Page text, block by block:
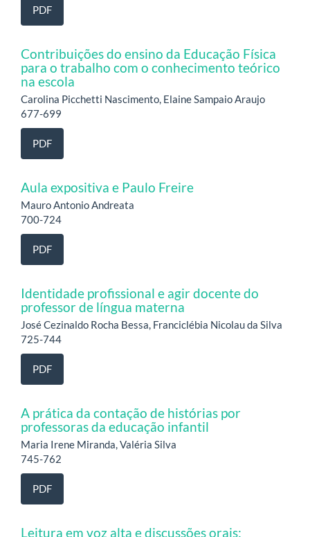
PDF
Contribuições do ensino da Educação Física
para o trabalho com o conhecimento teórico
na escola
Carolina Picchetti Nascimento, Elaine Sampaio Araujo
677-699
PDF
Aula expositiva e Paulo Freire
Mauro Antonio Andreata
700-724
PDF
Identidade profissional e agir docente do
professor de língua materna
José Cezinaldo Rocha Bessa, Franciclébia Nicolau da Silva
725-744
PDF
A prática da contação de histórias por
professoras da educação infantil
Maria Irene Miranda, Valéria Silva
745-762
PDF
Leitura em voz alta e discussões orais: